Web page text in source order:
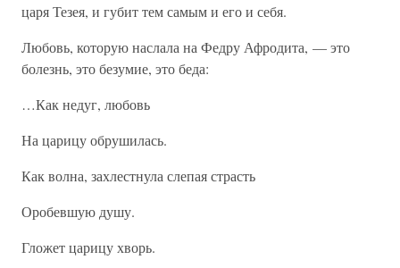
царя Тезея, и губит тем самым и его и себя.
Любовь, которую наслала на Федру Афродита, — это
болезнь, это безумие, это беда:
…Как недуг, любовь
На царицу обрушилась.
Как волна, захлестнула слепая страсть
Оробевшую душу.
Гложет царицу хворь.